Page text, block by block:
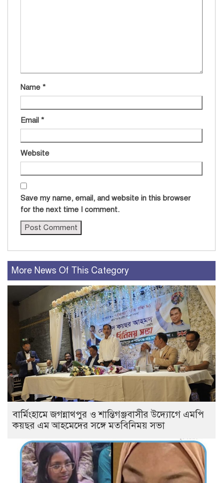
Name *
Email *
Website
Save my name, email, and website in this browser
for the next time I comment.
More News Of This Category
বার্মিংহামে জগন্নাথপুর ও শান্তিগঞ্জবাসীর উদ্যোগে এমপি
কয়ছর এম আহমেদের সঙ্গে মতবিনিময় সভা